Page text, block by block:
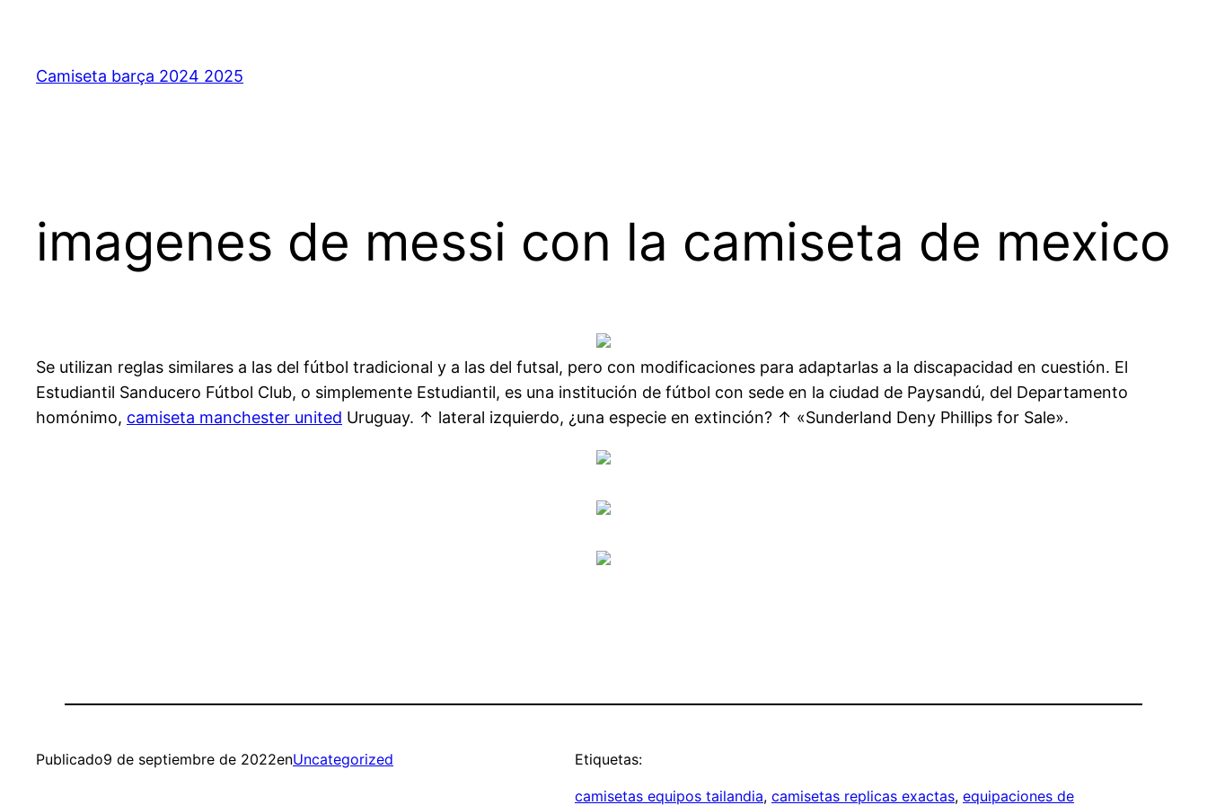
contenido
Camiseta barça 2024 2025
imagenes de messi con la camiseta de mexico
Se utilizan reglas similares a las del fútbol tradicional y a las del futsal, pero con modificaciones para adaptarlas a la discapacidad en cuestión. El
Estudiantil Sanducero Fútbol Club, o simplemente Estudiantil, es una institución de fútbol con sede en la ciudad de Paysandú, del Departamento
homónimo, camiseta manchester united Uruguay. ↑ lateral izquierdo, ¿una especie en extinción? ↑ «Sunderland Deny Phillips for Sale».
Publicado9 de septiembre de 2022enUncategorized Etiquetas:
camisetas equipos tailandia, camisetas replicas exactas, equipaciones de